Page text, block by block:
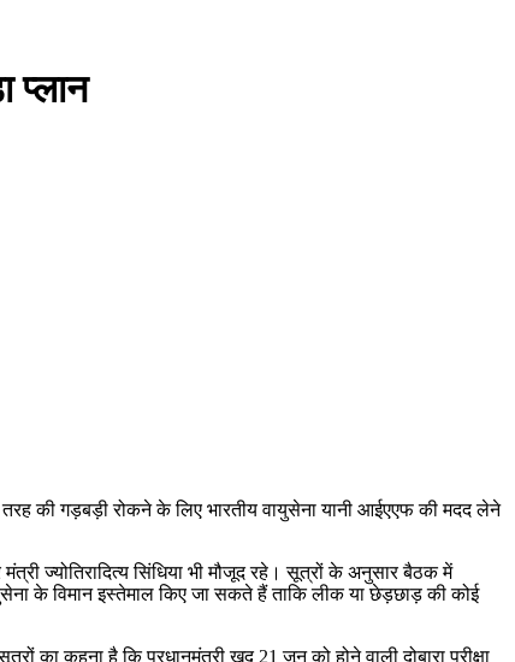
प्लान
तरह की गड़बड़ी रोकने के लिए भारतीय वायुसेना यानी आईएएफ की मदद लेने
ज्योतिरादित्य सिंधिया भी मौजूद रहे। सूत्रों के अनुसार बैठक में
के विमान इस्तेमाल किए जा सकते हैं ताकि लीक या छेड़छाड़ की कोई
का कहना है कि प्रधानमंत्री खुद 21 जून को होने वाली दोबारा परीक्षा